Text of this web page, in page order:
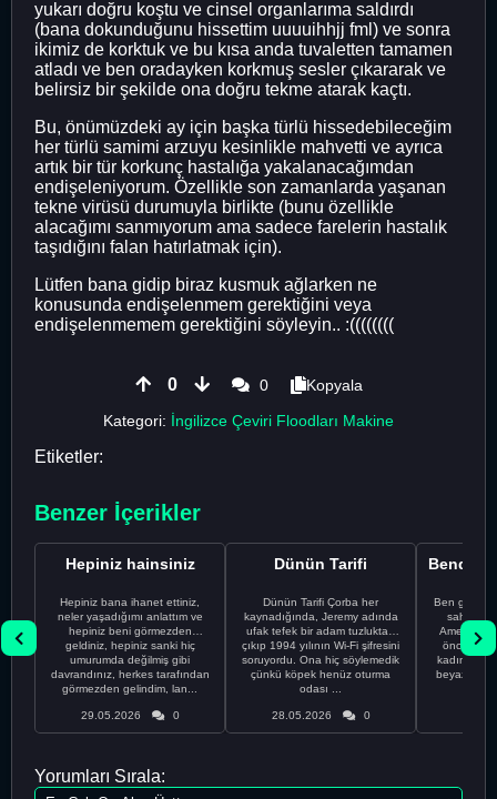
yukarı doğru koştu ve cinsel organlarıma saldırdı
(bana dokunduğunu hissettim uuuuihhjj fml) ve sonra
ikimiz de korktuk ve bu kısa anda tuvaletten tamamen
atladı ve ben oradayken korkmuş sesler çıkararak ve
belirsiz bir şekilde ona doğru tekme atarak kaçtı.
Bu, önümüzdeki ay için başka türlü hissedebileceğim
her türlü samimi arzuyu kesinlikle mahvetti ve ayrıca
artık bir tür korkunç hastalığa yakalanacağımdan
endişeleniyorum. Özellikle son zamanlarda yaşanan
tekne virüsü durumuyla birlikte (bunu özellikle
alacağımı sanmıyorum ama sadece farelerin hastalık
taşıdığını falan hatırlatmak için).
Lütfen bana gidip biraz kusmuk ağlarken ne
konusunda endişelenmem gerektiğini veya
endişelenmemem gerektiğini söyleyin.. :((((((((
0 0
Kopyala
Kategori: İngilizce Çeviri Floodları Makine
Etiketler:
Benzer İçerikler
Hepiniz hainsiniz
Hepiniz bana ihanet ettiniz,
neler yaşadığımı anlattım ve
hepiniz beni görmezden
geldiniz, hepiniz sanki hiç
umurumda değilmiş gibi
davrandınız, herkes tarafından
görmezden gelindim, lan...
29.05.2026 0
Dünün Tarifi
Dünün Tarifi Çorba her
kaynadığında, Jeremy adında
ufak tefek bir adam tuzluktan
çıkıp 1994 yılının Wi-Fi şifresini
soruyordu. Ona hiç söylemedik
çünkü köpek henüz oturma
odası ...
28.05.2026 0
Ben gururlu
sahip
önce
kadınla
beyaz
Yorumları Sırala: